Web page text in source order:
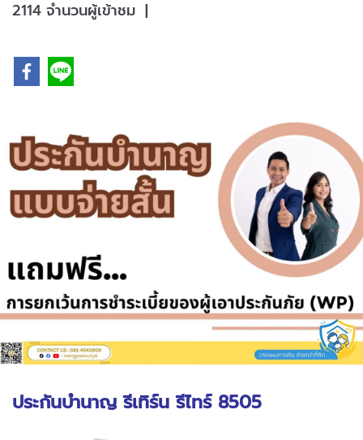
2114 จำนวนผู้เข้าชม |
ประกันบำนาญ รีเทิร์น รีไทร์ 8505